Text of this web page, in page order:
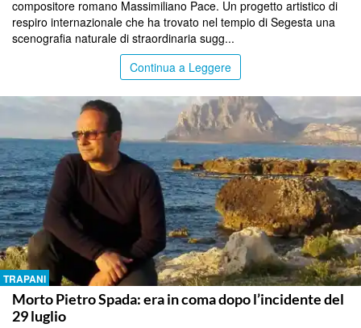
compositore romano Massimiliano Pace. Un progetto artistico di
respiro internazionale che ha trovato nel tempio di Segesta una
scenografia naturale di straordinaria sugg...
Continua a Leggere
TRAPANI
Morto Pietro Spada: era in coma dopo l’incidente del
29 luglio